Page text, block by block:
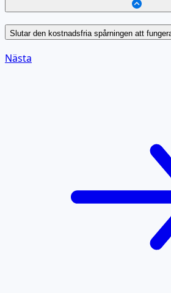
Slutar den kostnadsfria spårningen att
Nästa